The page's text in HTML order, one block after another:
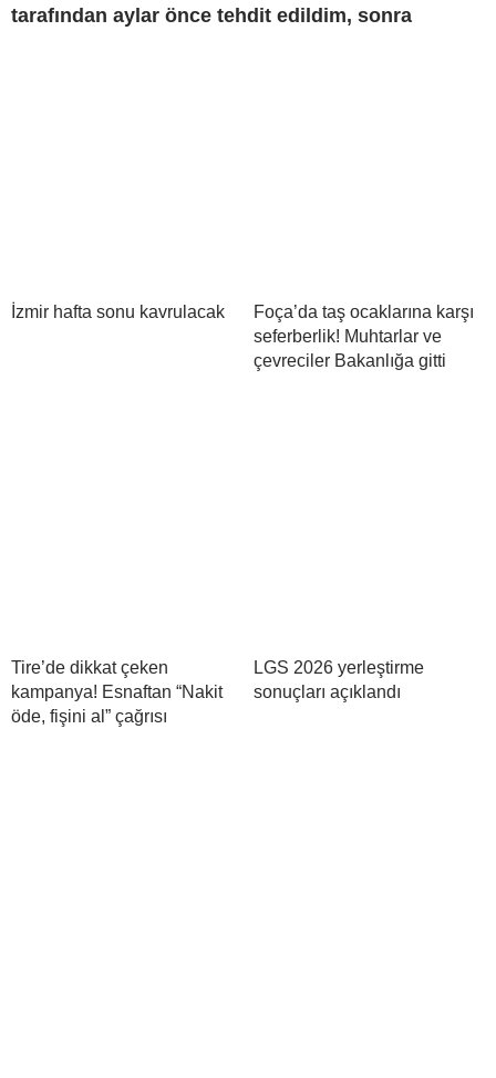
tarafından aylar önce tehdit edildim, sonra
İzmir hafta sonu kavrulacak
Foça’da taş ocaklarına karşı
seferberlik! Muhtarlar ve
çevreciler Bakanlığa gitti
Tire’de dikkat çeken
kampanya! Esnaftan “Nakit
öde, fişini al” çağrısı
LGS 2026 yerleştirme
sonuçları açıklandı